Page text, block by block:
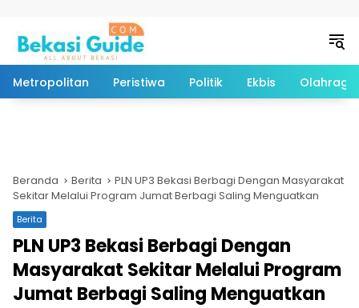
Metropolitan Peristiwa Politik Ekbis Olahraga
Beranda Berita
PLN UP3 Bekasi Berbagi Dengan Masyarakat
Sekitar Melalui Program Jumat Berbagi Saling Menguatkan
Berita
PLN UP3 Bekasi Berbagi Dengan
Masyarakat Sekitar Melalui Program
Jumat Berbagi Saling Menguatkan